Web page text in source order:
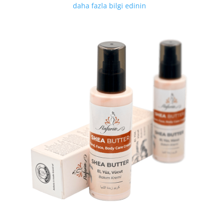
daha fazla bilgi edinin